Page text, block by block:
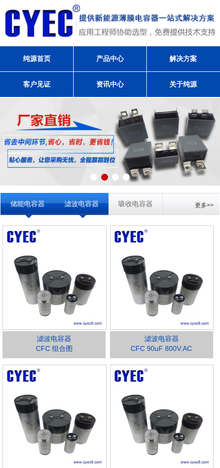
纯源首页 产品中心 解决方案
客户见证 资讯中心 关于纯源
储能电容器 滤波电容器 吸收电容器 更多>>
滤波电容器
CFC 组合图
滤波电容器
CFC 90uF 800V.AC